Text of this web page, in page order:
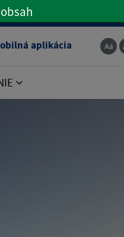
aplikácia